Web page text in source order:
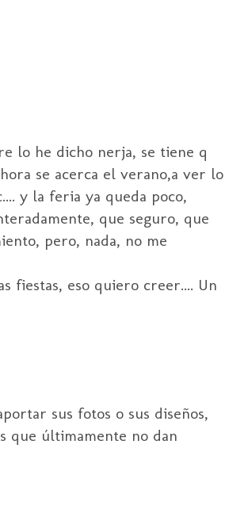
lo he dicho nerja, se tiene q
se acerca el verano,a ver lo
y la feria ya queda poco,
que seguro, que
pero, nada, no me
fiestas, eso quiero creer.... Un
sus fotos o sus diseños,
que últimamente no dan